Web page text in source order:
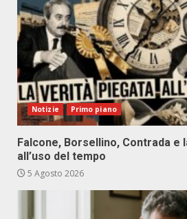
Notizie Primo piano
Falcone, Borsellino, Contrada e
all’uso del tempo
5 Agosto 2026